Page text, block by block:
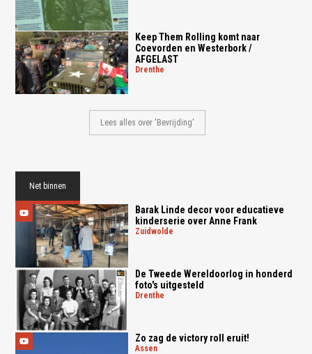
Keep Them Rolling komt naar
Coevorden en Westerbork /
AFGELAST
drenthe
Lees alles over 'Bevrijding'
Net binnen
Barak Linde decor voor educatieve
kinderserie over Anne Frank
zuidwolde
De Tweede Wereldoorlog in honderd
foto's uitgesteld
drenthe
Zo zag de victory roll eruit!
assen